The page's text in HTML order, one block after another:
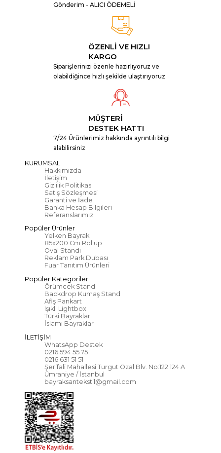
Gönderim - ALICI ÖDEMELİ
ÖZENLİ VE HIZLI
KARGO
Siparişlerinizi özenle hazırlıyoruz ve
olabildiğince hızlı şekilde ulaştırıyoruz
MÜŞTERİ
DESTEK HATTI
7/24 Ürünlerimiz hakkında ayrıntılı bilgi
alabilirsiniz
KURUMSAL
Hakkımızda
İletişim
Gizlilik Politikası
Satış Sözleşmesi
Garanti ve İade
Banka Hesap Bilgileri
Referanslarımız
Popüler Ürünler
Yelken Bayrak
85x200 Cm Rollup
Oval Standı
Reklam Park Dubası
Fuar Tanıtım Ürünleri
Popüler Kategoriler
Örümcek Stand
Backdrop Kumaş Stand
Afiş Pankart
Işıklı Lightbox
Türki Bayraklar
İslami Bayraklar
İLETİŞİM
WhatsApp Destek
0216 594 55 75
0216 631 51 51
Şerifali Mahallesi Turgut Özal Blv. No:122 124 A
Ümraniye / İstanbul
bayraksantekstil@gmail.com